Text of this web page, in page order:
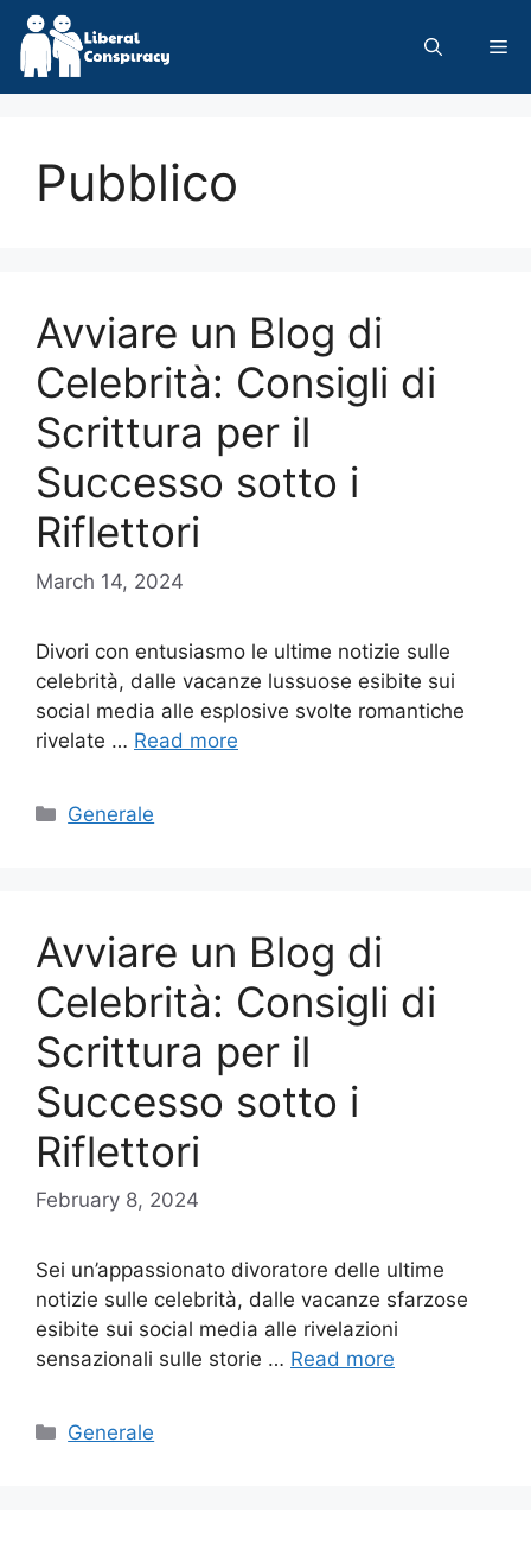
Skip
content
Pubblico
Avviare un Blog di
Celebrità: Consigli di
Scrittura per il
Successo sotto i
Riflettori
March 14, 2024
Divori con entusiasmo le ultime notizie sulle
celebrità, dalle vacanze lussuose esibite sui
social media alle esplosive svolte romantiche
rivelate … Read more
Categories
Generale
Avviare un Blog di
Celebrità: Consigli di
Scrittura per il
Successo sotto i
Riflettori
February 8, 2024
Sei un’appassionato divoratore delle ultime
notizie sulle celebrità, dalle vacanze sfarzose
esibite sui social media alle rivelazioni
sensazionali sulle storie … Read more
Categories
Generale